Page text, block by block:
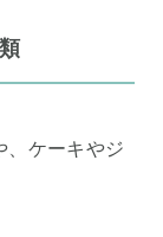
、ケーキやジ